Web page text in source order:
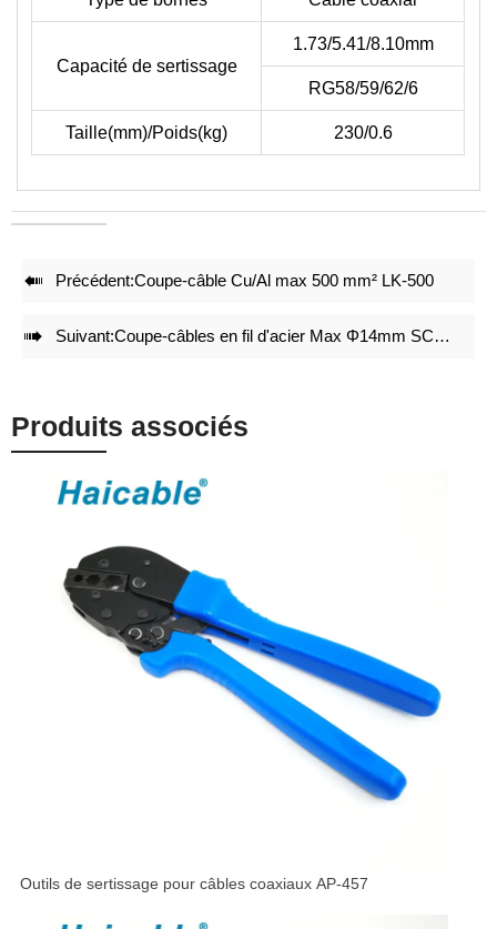
Capacité de sertissage
1.73/5.41/8.10mm
RG58/59/62/6
Taille(mm)/Poids(kg) 230/0.6
• Le format suivant n'inclut pas les bornes, veuillez vérifier le
type de borne avec notre dessin de matrices.
• Réduit de 50 % l'énergie lors du sertissage.
• Des jeux de matrices de sertissage précis et un verrouillage
intégral avec mécanisme d'auto-déverrouillage garantissent un
effet de sertissage de haute qualité après des sertissages
répétés.
• Réglage précis avant la livraison en usine.
sertissage.
 Précédent:Coupe-câble Cu/Al max 500 mm² LK-500
 Suivant:Coupe-câbles en fil d'acier Max Φ14mm SCC-200
Produits associés
Outils de sertissage pour câbles coaxiaux AP-457